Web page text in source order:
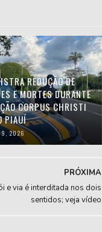
REDUÇÃO DE
E MORTES DURANTE
CORPUS CHRISTI
PIAUÍ
2026
PRÓXIMA
e via é interditada nos dois
sentidos; veja vídeo